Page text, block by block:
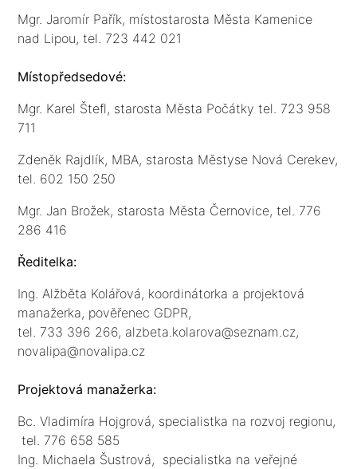
Mgr. Jaromír Pařík, místostarosta Města Kamenice
nad Lipou, tel. 723 442 021
Místopředsedové:
Mgr. Karel Štefl, starosta Města Počátky tel. 723 958
711
Zdeněk Rajdlík, MBA, starosta Městyse Nová Cerekev,
tel. 602 150 250
Mgr. Jan Brožek, starosta Města Černovice, tel. 776
286 416
Ředitelka:
Ing. Alžběta Kolářová, koordinátorka a projektová
manažerka, pověřenec GDPR,
tel. 733 396 266, alzbeta.kolarova@seznam.cz,
novalipa@novalipa.cz
Projektová manažerka:
Bc. Vladimíra Hojgrová, specialistka na rozvoj regionu,
tel. 776 658 585
Ing. Michaela Šustrová, specialistka na veřejné